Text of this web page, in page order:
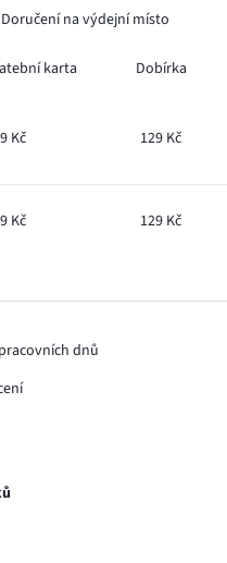
Doručení na výdejní místo
karta Dobírka
Kč 129 Kč
Kč 129 Kč
dnů